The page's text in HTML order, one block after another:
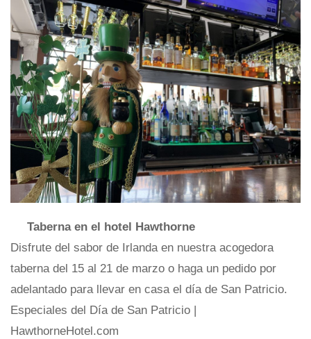
Taberna en el hotel Hawthorne
Disfrute del sabor de Irlanda en nuestra acogedora
taberna del 15 al 21 de marzo o haga un pedido por
adelantado para llevar en casa el día de San Patricio.
Especiales del Día de San Patricio |
HawthorneHotel.com